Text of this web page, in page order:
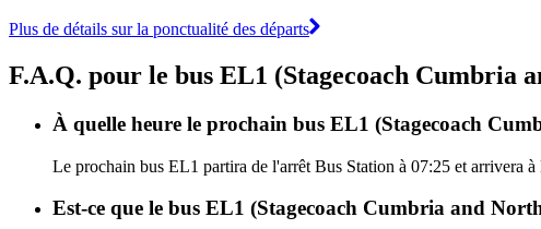
Plus de détails sur la ponctualité des départs
F.A.Q. pour le bus EL1 (Stagecoach Cumbria
À quelle heure le prochain bus EL1 (Stagecoach
Le prochain bus EL1 partira de l'arrêt Bus Station à 07:25 et arrivera
Est-ce que le bus EL1 (Stagecoach Cumbria and